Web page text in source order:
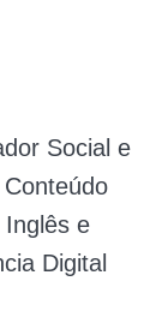
Social e
e
Digital